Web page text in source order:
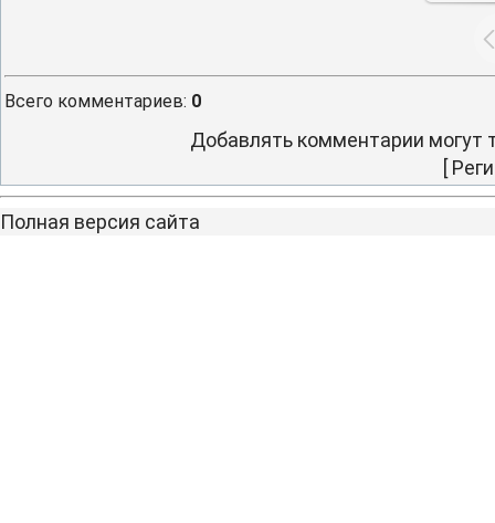
Всего комментариев: 0
Добавлять комментарии могут
[
Полная версия сайта